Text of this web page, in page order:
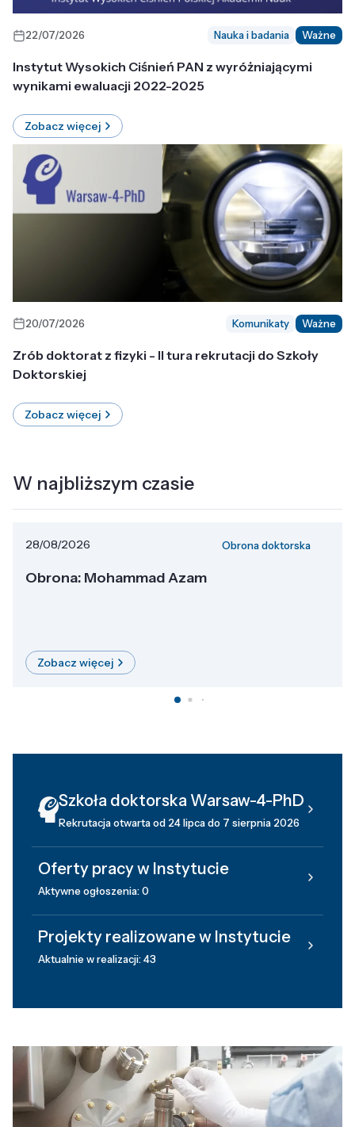
22/07/2026 Nauka i badania Ważne
Instytut Wysokich Ciśnień PAN z wyróżniającymi
wynikami ewaluacji 2022-2025
Zobacz więcej
20/07/2026 Komunikaty Ważne
Zrób doktorat z fizyki - II tura rekrutacji do Szkoły
Doktorskiej
Zobacz więcej
W najbliższym czasie
28/08/2026 Obrona doktorska
Obrona: Mohammad Azam
Zobacz więcej
Szkoła doktorska Warsaw-4-PhD
Rekrutacja otwarta od 24 lipca do 7 sierpnia 2026
Oferty pracy w Instytucie
Aktywne ogłoszenia: 0
Projekty realizowane w Instytucie
Aktualnie w realizacji: 43